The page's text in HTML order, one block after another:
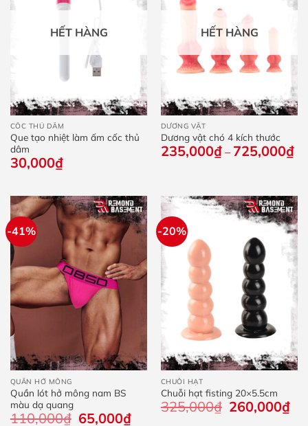
HẾT HÀNG
CỐC THỦ DÂM
Que tạo nhiệt làm ấm cốc thủ
dâm
30,000₫
HẾT HÀNG
DƯƠNG VẬT
Dương vật chó 4 kích thước
235,000₫ – 725,000₫
-41%
QUẦN HỞ MÔNG
Quần lót hở mông nam BS
màu dạ quang
110,000₫ Giá
65,000₫Giá
-20%
CHUỖI HẠT
Chuỗi hạt fisting 20×5.5cm
325,000₫ Giá
gốc
260,000₫Giá